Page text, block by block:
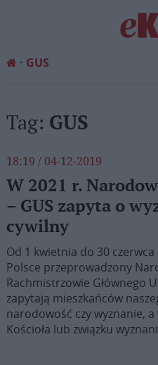
GUS
Tag: GUS
18:19 / 04-12-2019
W 2021 r.
– GUS zapyta o
cywilny
Od 1 kwietnia do 30 czerwca
Polsce przeprowadzony
Rachmistrzowie Głównego
zapytają mieszkańców
narodowość czy wyznanie,
Kościoła lub związku